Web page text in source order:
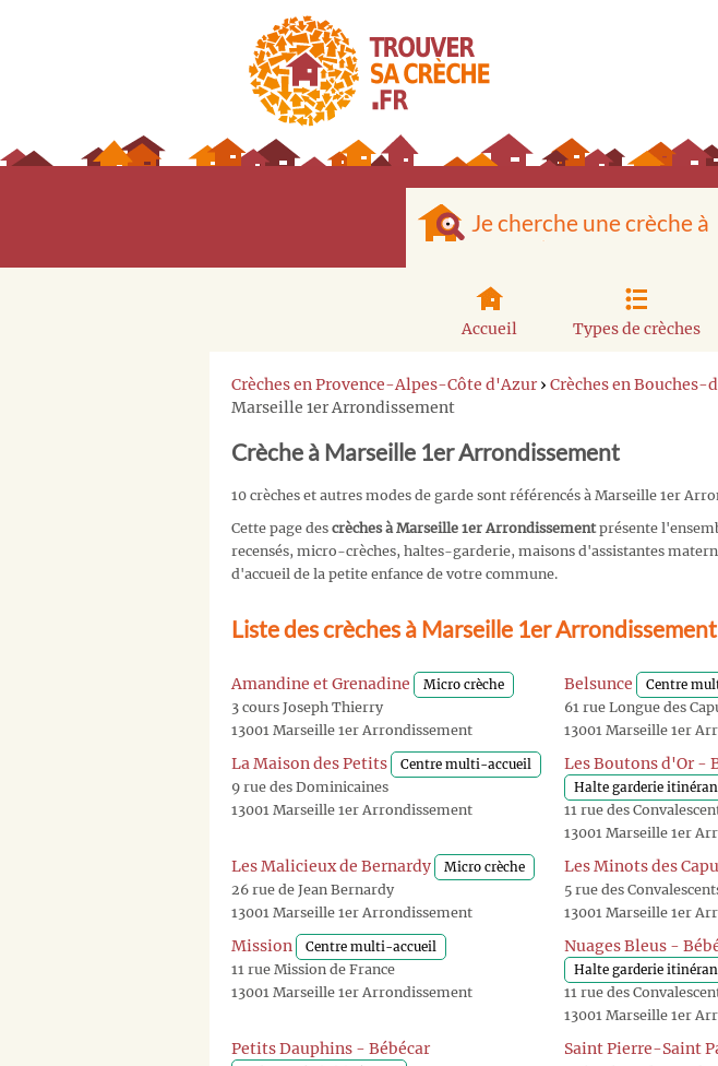
Je cherche une crèche à
Accueil Types de crèches
Crèches en Provence-Alpes-Côte d'Azur › Crèches en Bouches-
Marseille 1er Arrondissement
Crèche à Marseille 1er Arrondissement
10 crèches et autres modes de garde sont référencés à Marseille 1er
Cette page des crèches à Marseille 1er Arrondissementprésente
recensés, micro-crèches, haltes-garderie, maisons d'assistantes
d'accueil de la petite enfance de votre commune.
Liste des crèches à Marseille 1er
Amandine et Grenadine Micro crèche
3 cours Joseph Thierry
13001 Marseille 1er Arrondissement
Belsunce Centre
61 rue Longue des
13001 Marseille 1er
La Maison des Petits Centre multi-accueil
9 rue des Dominicaines
13001 Marseille 1er Arrondissement
Les Boutons d'Or -
Halte garderie
11 rue des
13001 Marseille 1er
Les Malicieux de Bernardy Micro crèche
26 rue de Jean Bernardy
13001 Marseille 1er Arrondissement
Les Minots des
5 rue des
13001 Marseille 1er
Mission Centre multi-accueil
11 rue Mission de France
13001 Marseille 1er Arrondissement
Nuages Bleus -
Halte garderie
11 rue des
13001 Marseille 1er
Petits Dauphins - Bébécar Saint Pierre-Saint